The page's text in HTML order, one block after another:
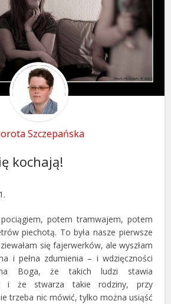
Szczepańska
kochają!
pociągiem, potem tramwajem, potem
piechotą. To była nasze pierwsze
się fajerwerków, ale wyszłam
i pełna zdumienia – i wdzięczności
Boga, że takich ludzi stawia
i że stwarza takie rodziny, przy
trzeba nic mówić, tylko można usiąść